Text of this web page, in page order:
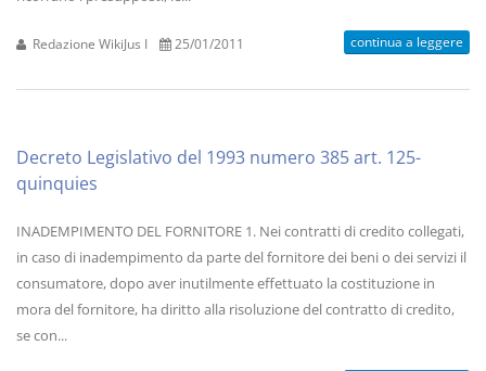
Redazione WikiJus I 25/01/2011 continua a leggere
Decreto Legislativo del 1993 numero 385 art. 125-
quinquies
INADEMPIMENTO DEL FORNITORE 1. Nei contratti di credito collegati,
in caso di inadempimento da parte del fornitore dei beni o dei servizi il
consumatore, dopo aver inutilmente effettuato la costituzione in
mora del fornitore, ha diritto alla risoluzione del contratto di credito,
se con...